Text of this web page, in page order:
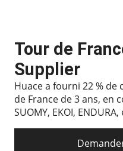
Tour de
Supplier
Huace a fourni 22 %
de France de 3 ans, en
SUOMY, EKOI, ENDURA,